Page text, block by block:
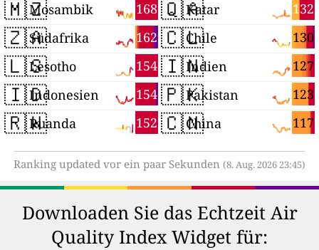
🇲🇿 168
Mosambik
🇿🇦 162
Südafrika
🇱🇸 154
Lesotho
🇮🇩 154
Indonesien
🇷🇼 152
Ruanda
🇶🇦 132
Katar
🇨🇱 130
Chile
🇮🇳 127
Indien
🇵🇰 123
Pakistan
🇨🇳 117
China
Ranking updated vor ein paar Sekunden (8. Aug. 2026 23:45)
Downloaden Sie das Echtzeit Air
Quality Index Widget für: